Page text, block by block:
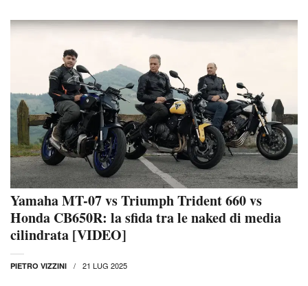
Yamaha MT-07 vs Triumph Trident 660 vs
Honda CB650R: la sfida tra le naked di media
cilindrata [VIDEO]
PIETRO VIZZINI 21 LUG 2025